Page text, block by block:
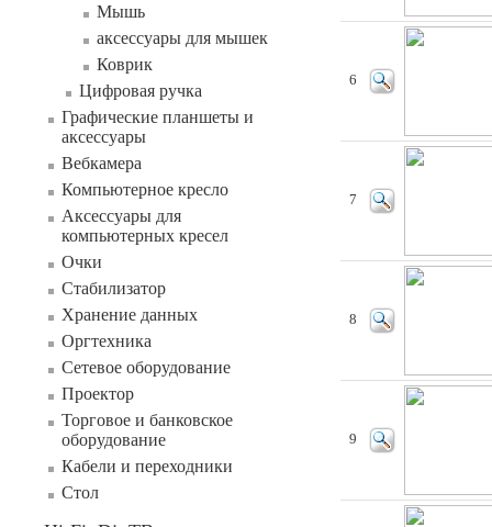
Мышь
аксессуары для мышек
Коврик
Цифровая ручка
Графические планшеты и
аксессуары
Вебкамера
Компьютерное кресло
Аксессуары для
компьютерных кресел
Очки
Стабилизатор
Хранение данных
Оргтехника
Сетевое оборудование
Проектор
Торговое и банковское
оборудование
Кабели и переходники
Стол
6
7
8
9